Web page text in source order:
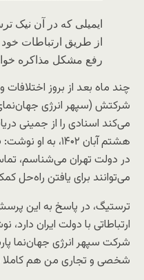
ایمیلی که در آن نیک
از طریق ارتباطات
رفع مشکل مذاکره
چند ماه بعد از بروز اختلافات
شرکتش (سپهر انرژی
می‌کند اسنادی را از جمینی
هشتم آبان
در دولت تهران می‌شناسم،
می‌توانند برای یافتن راه‌حل
ترستیگ، در پاسخ به این
ارتباطاتی با دولت ایران
شرکت سپهر انرژی جهان‌نما
شخصی و تجاری من هم کاملا